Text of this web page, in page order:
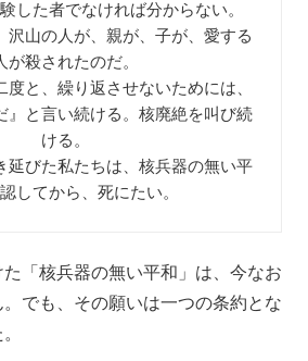
した者でなければ分からない。
沢山の人が、親が、子が、愛する
が殺されたのだ。
度と、繰り返させないためには、
』と言い続ける。核廃絶を叫び続
ける。
延びた私たちは、核兵器の無い平
してから、死にたい。
「核兵器の無い平和」は、今なお
でも、その願いは一つの条約とな